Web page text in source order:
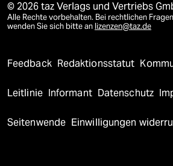
© 2026 taz Verlags und Vertriebs
Alle Rechte vorbehalten. Bei rechtlichen
wenden Sie sich bitte an lizenzen@taz.de
Feedback Redaktionsstatut
Leitlinie Informant Datenschutz
Seitenwende Einwilligungen